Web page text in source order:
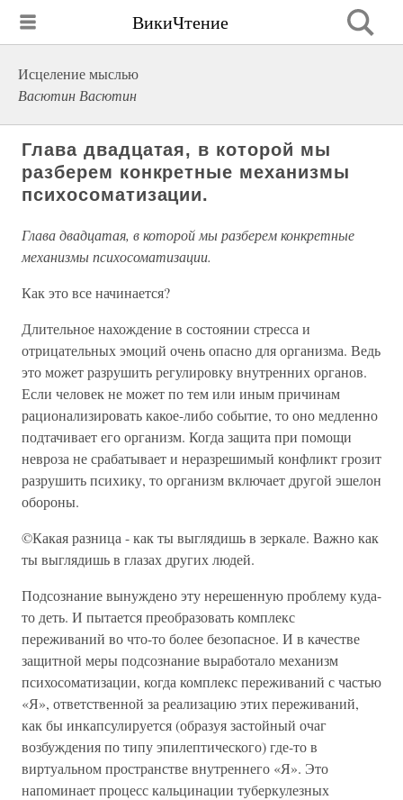
ВикиЧтение
Исцеление мыслью
Васютин Васютин
Глава двадцатая, в которой мы
разберем конкретные механизмы
психосоматизации.
Глава двадцатая, в которой мы разберем конкретные
механизмы психосоматизации.
Как это все начинается?
Длительное нахождение в состоянии стресса и
отрицательных эмоций очень опасно для организма. Ведь
это может разрушить регулировку внутренних органов.
Если человек не может по тем или иным причинам
рационализировать какое-либо событие, то оно медленно
подтачивает его организм. Когда защита при помощи
невроза не срабатывает и неразрешимый конфликт грозит
разрушить психику, то организм включает другой эшелон
обороны.
©Какая разница - как ты выглядишь в зеркале. Важно как
ты выглядишь в глазах других людей.
Подсознание вынуждено эту нерешенную проблему куда-
то деть. И пытается преобразовать комплекс
переживаний во что-то более безопасное. И в качестве
защитной меры подсознание выработало механизм
психосоматизации, когда комплекс переживаний с частью
«Я», ответственной за реализацию этих переживаний,
как бы инкапсулируется (образуя застойный очаг
возбуждения по типу эпилептического) где-то в
виртуальном пространстве внутреннего «Я». Это
напоминает процесс кальцинации туберкулезных